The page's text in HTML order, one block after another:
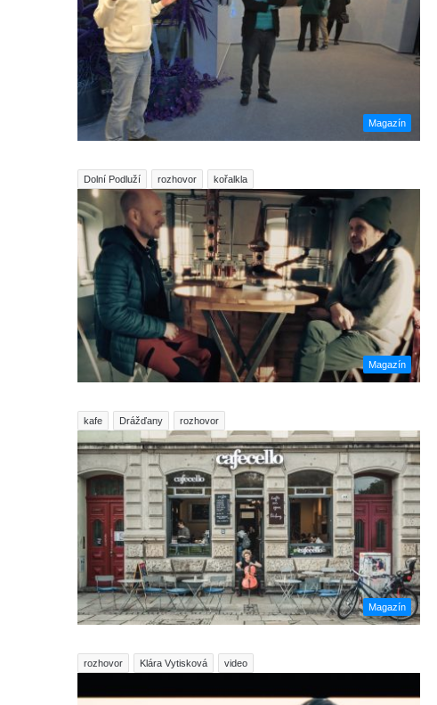
Magazín
Dolní Podluží rozhovor kořalkla
Magazín
kafe Drážďany rozhovor
Magazín
rozhovor Klára Vytisková video